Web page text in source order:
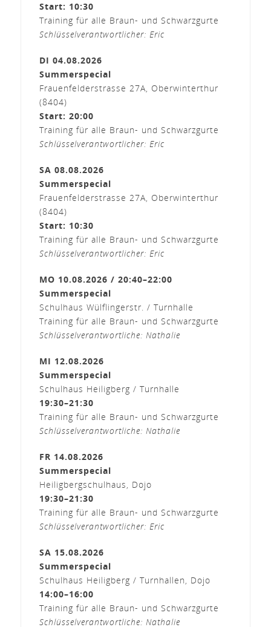
Start: 10:30
Training für alle Braun- und Schwarzgurte
Schlüsselverantwortlicher: Eric
DI 04.08.2026
Summerspecial
Frauenfelderstrasse 27A, Oberwinterthur
(8404)
Start: 20:00
Training für alle Braun- und Schwarzgurte
Schlüsselverantwortlicher: Eric
SA 08.08.2026
Summerspecial
Frauenfelderstrasse 27A, Oberwinterthur
(8404)
Start: 10:30
Training für alle Braun- und Schwarzgurte
Schlüsselverantwortlicher: Eric
MO 10.08.2026 / 20:40–22:00
Summerspecial
Schulhaus Wülflingerstr. / Turnhalle
Training für alle Braun- und Schwarzgurte
Schlüsselverantwortliche: Nathalie
MI 12.08.2026
Summerspecial
Schulhaus Heiligberg / Turnhalle
19:30–21:30
Training für alle Braun- und Schwarzgurte
Schlüsselverantwortliche: Nathalie
FR 14.08.2026
Summerspecial
Heiligbergschulhaus, Dojo
19:30–21:30
Training für alle Braun- und Schwarzgurte
Schlüsselverantwortlicher: Eric
SA 15.08.2026
Summerspecial
Schulhaus Heiligberg / Turnhallen, Dojo
14:00–16:00
Training für alle Braun- und Schwarzgurte
Schlüsselverantwortliche: Nathalie